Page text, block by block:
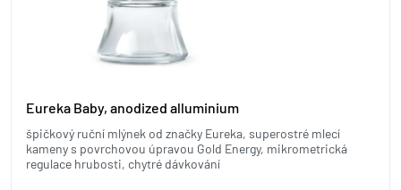
Eureka Baby, anodized alluminium
špičkový ruční mlýnek od značky Eureka, superostré mlecí
kameny s povrchovou úpravou Gold Energy, mikrometrická
regulace hrubosti, chytré dávkování